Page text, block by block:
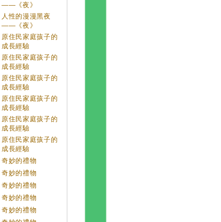
——《夜》
人性的漫漫黑夜
——《夜》
原住民家庭孩子的
成長經驗
原住民家庭孩子的
成長經驗
原住民家庭孩子的
成長經驗
原住民家庭孩子的
成長經驗
原住民家庭孩子的
成長經驗
原住民家庭孩子的
成長經驗
奇妙的禮物
奇妙的禮物
奇妙的禮物
奇妙的禮物
奇妙的禮物